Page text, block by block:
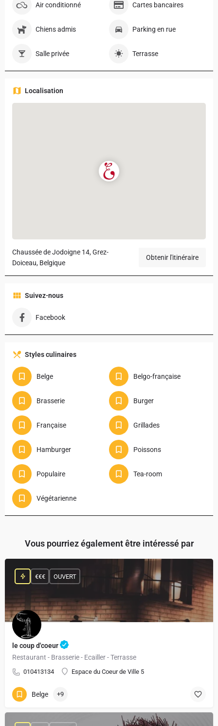
Air conditionné Cartes bancaires
Chiens admis Parking en rue
Salle privée Terrasse
Localisation
Chaussée de Jodoigne 14, Grez-
Doiceau, Belgique
Obtenir l'itinéraire
Suivez-nous
Facebook
Styles culinaires
Belge Belgo-française
Brasserie Burger
Française Grillades
Hamburger Poissons
Populaire Tea-room
Végétarienne
Vous pourriez également être intéressé par
le coup d'coeur
Restaurant - Brasserie - Ecailler - Terrasse
010413134 Espace du Coeur de Ville 5
€€€ OUVERT
Belge +9